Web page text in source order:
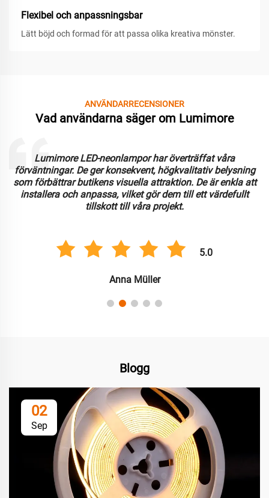
Flexibel och anpassningsbar
Lätt böjd och formad för att passa olika kreativa mönster.
ANVÄNDARRECENSIONER
Vad användarna säger om Lumimore
Lumimore LED-neonlampor har överträffat våra
förväntningar. De ger konsekvent, högkvalitativ belysning
som förbättrar butikens visuella attraktion. De är enkla att
installera och anpassa, vilket gör dem till ett värdefullt
tillskott till våra projekt.
5.0
Anna Müller
Blogg
02
Sep